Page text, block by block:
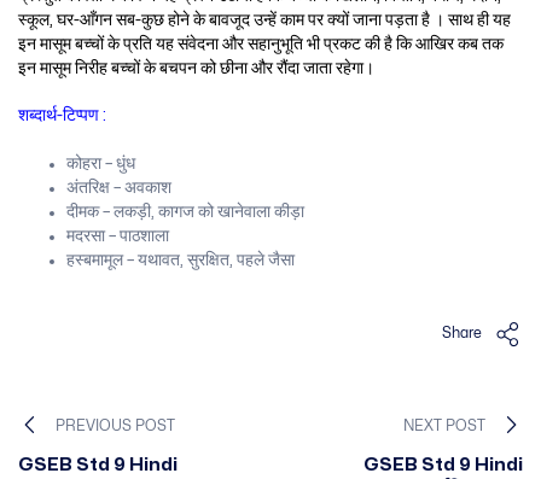
स्कूल, घर-आँगन सब-कुछ होने के बावजूद उन्हें काम पर क्यों जाना पड़ता है । साथ ही यह
इन मासूम बच्चों के प्रति यह संवेदना और सहानुभूति भी प्रकट की है कि आखिर कब तक
इन मासूम निरीह बच्चों के बचपन को छीना और रौंदा जाता रहेगा।
शब्दार्थ-टिप्पण :
कोहरा – धुंध
अंतरिक्ष – अवकाश
दीमक – लकड़ी, कागज को खानेवाला कीड़ा
मदरसा – पाठशाला
हस्बमामूल – यथावत, सुरक्षित, पहले जैसा
Share
PREVIOUS POST
GSEB Std 9 Hindi
NEXT POST
GSEB Std 9 Hindi